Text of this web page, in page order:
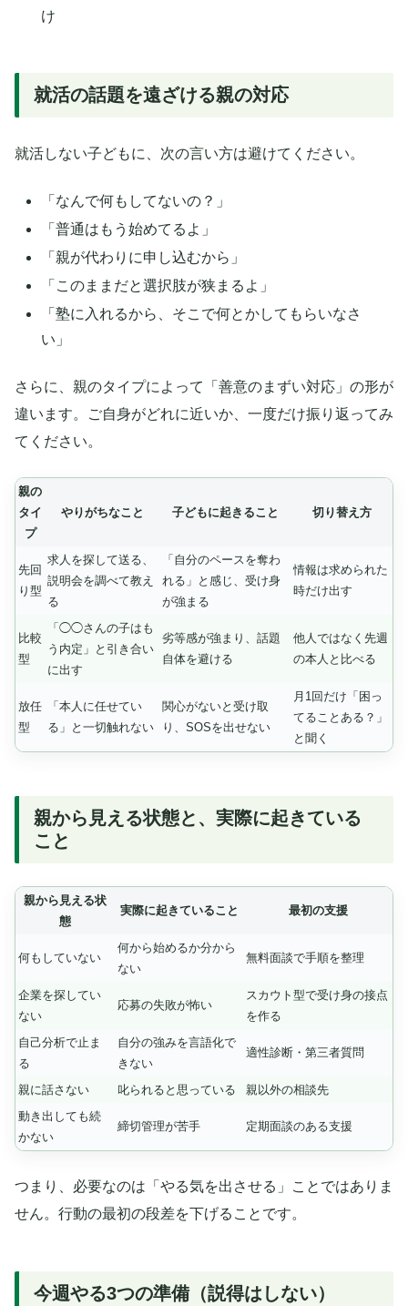
け
就活の話題を遠ざける親の対応
就活しない子どもに、次の言い方は避けてください。
「なんで何もしてないの？」
「普通はもう始めてるよ」
「親が代わりに申し込むから」
「このままだと選択肢が狭まるよ」
「塾に入れるから、そこで何とかしてもらいなさ
い」
さらに、親のタイプによって「善意のまずい対応」の形が
違います。ご自身がどれに近いか、一度だけ振り返ってみ
てください。
親の
タイ
プ
やりがちなこと 子どもに起きること 切り替え方
先回
り型
求人を探して送る、
説明会を調べて教え
る
「自分のペースを奪わ
れる」と感じ、受け身
が強まる
情報は求められた
時だけ出す
比較
型
「◯◯さんの子はも
う内定」と引き合い
に出す
劣等感が強まり、話題
自体を避ける
他人ではなく先週
の本人と比べる
放任
型
「本人に任せてい
る」と一切触れない
関心がないと受け取
り、SOSを出せない
月1回だけ「困っ
てることある？」
と聞く
親から見える状態と、実際に起きている
こと
親から見える状
態
実際に起きていること 最初の支援
何もしていない
何から始めるか分から
ない
無料面談で手順を整理
企業を探してい
ない
応募の失敗が怖い
スカウト型で受け身の接点
を作る
自己分析で止ま
る
自分の強みを言語化で
きない
適性診断・第三者質問
親に話さない 叱られると思っている
親以外の相談先
動き出しても続
かない
締切管理が苦手 定期面談のある支援
つまり、必要なのは「やる気を出させる」ことではありま
せん。行動の最初の段差を下げることです。
今週やる3つの準備（説得はしない）